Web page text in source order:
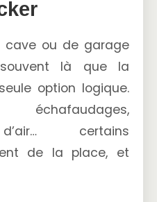
cave ou de garage
là que la
option logique.
certains
de la place, et